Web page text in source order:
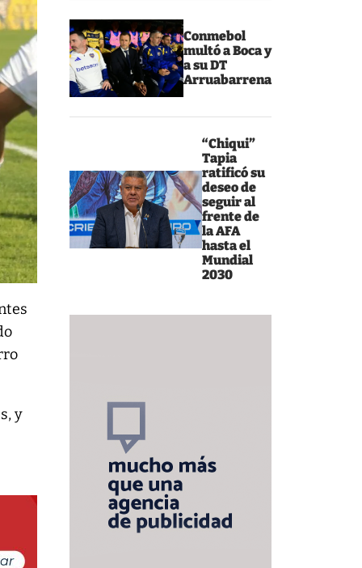
Conmebol
multó a Boca y
a su DT
Arruabarrena
“Chiqui”
Tapia
ratificó su
deseo de
seguir al
frente de
la AFA
hasta el
Mundial
2030
y